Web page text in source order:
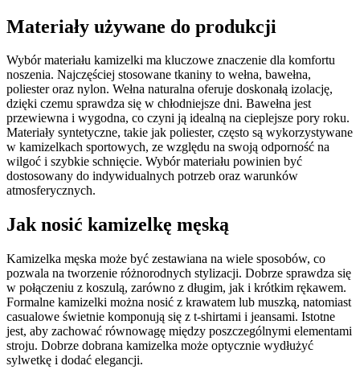
Materiały używane do produkcji
Wybór materiału kamizelki ma kluczowe znaczenie dla komfortu
noszenia. Najczęściej stosowane tkaniny to wełna, bawełna,
poliester oraz nylon. Wełna naturalna oferuje doskonałą izolację,
dzięki czemu sprawdza się w chłodniejsze dni. Bawełna jest
przewiewna i wygodna, co czyni ją idealną na cieplejsze pory roku.
Materiały syntetyczne, takie jak poliester, często są wykorzystywane
w kamizelkach sportowych, ze względu na swoją odporność na
wilgoć i szybkie schnięcie. Wybór materiału powinien być
dostosowany do indywidualnych potrzeb oraz warunków
atmosferycznych.
Jak nosić kamizelkę męską
Kamizelka męska może być zestawiana na wiele sposobów, co
pozwala na tworzenie różnorodnych stylizacji. Dobrze sprawdza się
w połączeniu z koszulą, zarówno z długim, jak i krótkim rękawem.
Formalne kamizelki można nosić z krawatem lub muszką, natomiast
casualowe świetnie komponują się z t-shirtami i jeansami. Istotne
jest, aby zachować równowagę między poszczególnymi elementami
stroju. Dobrze dobrana kamizelka może optycznie wydłużyć
sylwetkę i dodać elegancji.